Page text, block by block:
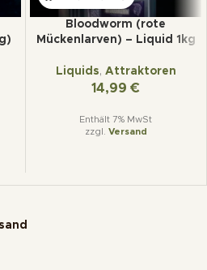
Bloodworm (rote
Mückenlarven) – Liquid 1kg
Liquids, Attraktoren
14,99 €
Enthält 7% MwSt
zzgl. Versand